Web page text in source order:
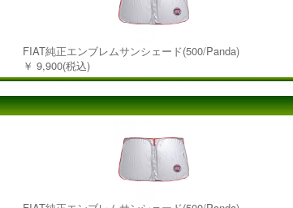
FIAT純正エンブレムサンシェード(500/Panda)
￥ 9,900(税込)